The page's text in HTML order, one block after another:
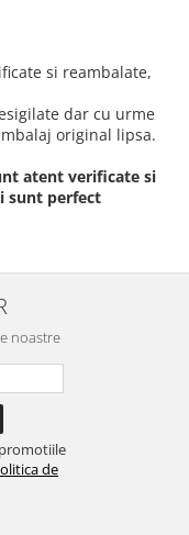
si reambalate,
dar cu urme
original lipsa.
atent verificate si
sunt perfect
noastre
de